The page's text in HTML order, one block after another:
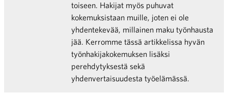
toiseen. Hakijat myös puhuvat
kokemuksistaan muille, joten ei ole
yhdentekevää, millainen maku työnhausta
jää. Kerromme tässä artikkelissa hyvän
työnhakijakokemuksen lisäksi
perehdytyksestä sekä
yhdenvertaisuudesta työelämässä.